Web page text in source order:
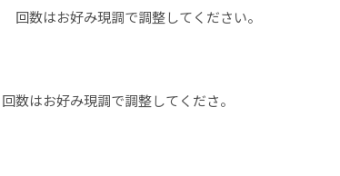
数はお好み現調で調整してください。
数はお好み現調で調整してくださ。